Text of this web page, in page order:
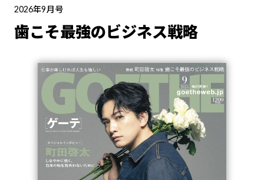
2026年9月号
歯こそ最強のビジネス戦略